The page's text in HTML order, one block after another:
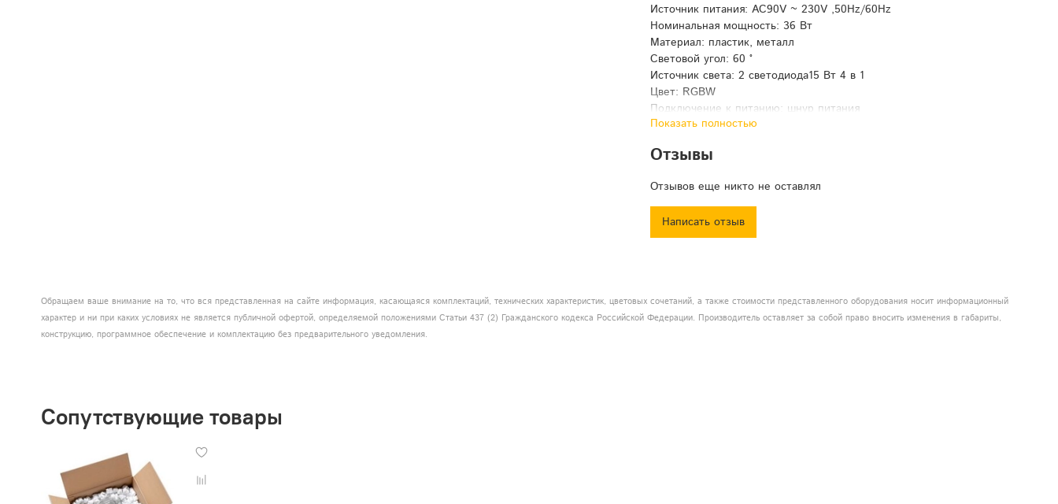
Источник питания: AC90V ~ 230V ,50Hz/60Hz
Номинальная мощность: 36 Вт
Материал: пластик, металл
Световой угол: 60 °
Источник света: 2 светодиода15 Вт 4 в 1
Цвет: RGBW
Подключение к питанию: шнур питания
DMX: Вход/Выход
Режим управления: DMX-512 контроль сигнала, звук.актив., авто и
Система охлаждения: Бесшумная система охлаждения вентилятора
Рабочая среда: в помещении
Размер коробки: 29*26*21,5 см
Вес нетто: 1,2 кг
Показать полностью
Отзывы
Отзывов еще никто не оставлял
Написать отзыв
Обращаем ваше внимание на то, что вся представленная на сайте информация, касающаяся комплектаций, технических характеристик, цветовых сочетаний, а также стоимости представленного оборудования носит информационный
характер и ни при каких условиях не является публичной офертой, определяемой положениями Статьи 437 (2) Гражданского кодекса Российской Федерации. Производитель оставляет за собой право вносить изменения в габариты,
конструкцию, программное обеспечение и комплектацию без предварительного уведомления.
Сопутствующие товары